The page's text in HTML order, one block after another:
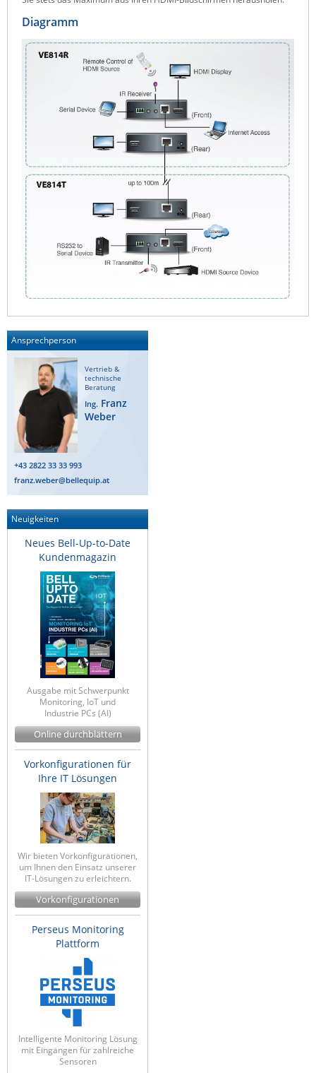
Teltonika
Unwired Networks
Vision
WATTECO
Westermo
Yuasa
ZPE Systems
News zu unseren Herstellern
Diagramm
Ansprechperson
Vertrieb &
technische
Beratung
Ing. Franz
Weber
+43 2822 33 33 993
franz.weber@bellequip.at
Neuigkeiten
Neues Bell-Up-to-Date
Kundenmagazin
Ausgabe mit Schwerpunkt
Monitoring, IoT und
Industrie PCs (AI)
Online durchblättern
Vorkonfigurationen für
Ihre IT Lösungen
Wir bieten Vorkonfigurationen,
um Ihnen den Einsatz unserer
IT-Lösungen zu erleichtern.
Vorkonfigurationen
Perseus Monitoring
Plattform
Intelligente Monitoring Lösung
mit Eingängen für zahlreiche
Sensoren